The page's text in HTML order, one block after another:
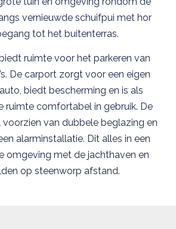
vernieuwde schuifpui met hor
tot het buitenterras.
ruimte voor het parkeren van
De carport zorgt voor een eigen
biedt bescherming en is als
ruimte comfortabel in gebruik. De
voorzien van dubbele beglazing en
alarminstallatie. Dit alles in een
omgeving met de jachthaven en
op steenworp afstand.